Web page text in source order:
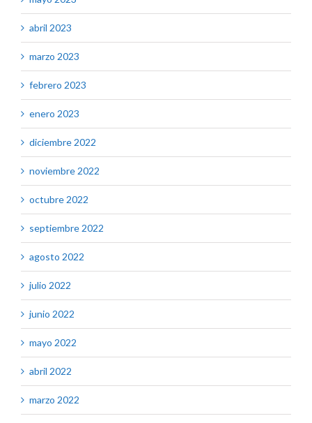
abril 2023
marzo 2023
febrero 2023
enero 2023
diciembre 2022
noviembre 2022
octubre 2022
septiembre 2022
agosto 2022
julio 2022
junio 2022
mayo 2022
abril 2022
marzo 2022